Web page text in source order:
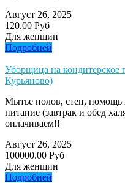
Август 26, 2025
120.00 Руб
Для женщин
Подробней
Уборщица на кондитерское
Курьяново)
Мытье полов, стен, помощь
питание (завтрак и обед
оплачиваем!!
Август 26, 2025
100000.00 Руб
Для женщин
Подробней